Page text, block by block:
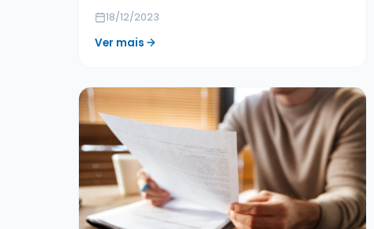
18/12/2023
Ver mais